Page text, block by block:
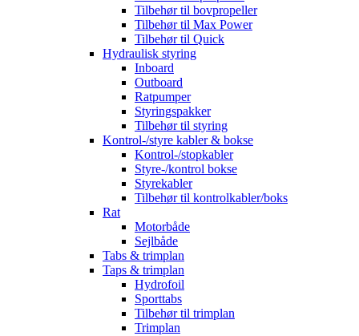
Tilbehør til bovpropeller
Tilbehør til Max Power
Tilbehør til Quick
Hydraulisk styring
Inboard
Outboard
Ratpumper
Styringspakker
Tilbehør til styring
Kontrol-/styre kabler & bokse
Kontrol-/stopkabler
Styre-/kontrol bokse
Styrekabler
Tilbehør til kontrolkabler/boks
Rat
Motorbåde
Sejlbåde
Tabs & trimplan
Taps & trimplan
Hydrofoil
Sporttabs
Tilbehør til trimplan
Trimplan